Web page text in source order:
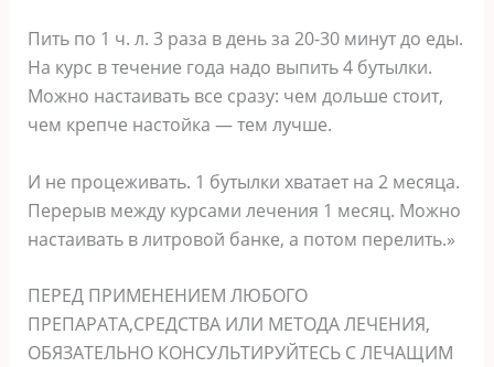
Пить по 1 ч. л. 3 раза в день за 20-30 минут до еды.
На курс в течение года надо выпить 4 бутылки.
Можно настаивать все сразу: чем дольше стоит,
чем крепче настойка — тем лучше.
И не процеживать. 1 бутылки хватает на 2 месяца.
Перерыв между курсами лечения 1 месяц. Можно
настаивать в литровой банке, а потом перелить.»
ПЕРЕД ПРИМЕНЕНИЕМ ЛЮБОГО
ПРЕПАРАТА,СРЕДСТВА ИЛИ МЕТОДА ЛЕЧЕНИЯ,
ОБЯЗАТЕЛЬНО КОНСУЛЬТИРУЙТЕСЬ С ЛЕЧАЩИМ